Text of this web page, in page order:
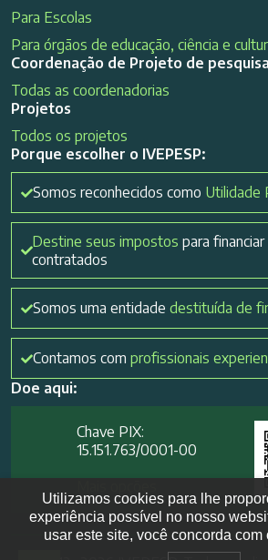
Para Escolas
Para órgãos de educação, ciência e
Coordenação de Projeto de
Todas as coordenadorias
Projetos
Todos os projetos
Porque escolher o IVEPESP:
Somos reconhecidos como Utilidade
Destine seus impostos para
contratados
Somos uma entidade destituída de
Contamos com profissionais
Doe aqui:
Chave PIX:
15.151.763/0001-00​
Utilizamos cookies para lhe
experiência possível no nosso
usar este site, você concorda com